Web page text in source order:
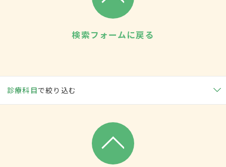
検索フォームに戻る
診療科目で絞り込む